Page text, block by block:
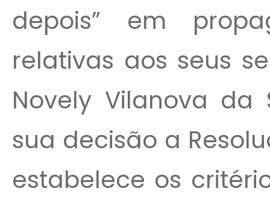
depois” em
relativas aos seus
Novely Vilanova da
sua decisão a
estabelece os